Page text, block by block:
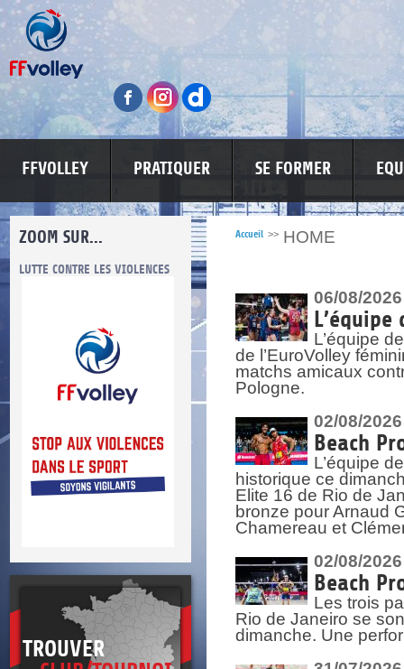
FFVOLLEY PRATIQUER SE FORMER
ZOOM SUR...
LUTTE CONTRE LES VIOLENCES MA PETITE SPONSO
>
TROUVER
Accueil >> HOME
06/08/2026
L’équipe
L’équipe
de l’EuroVolley
matchs amicaux
Pologne.
02/08/2026
Beach
L’équipe
historique ce
Elite 16 de Rio de
bronze pour Arnaud
Chamereau et
02/08/2026
Beach
Les trois
Rio de Janeiro se
dimanche. Une